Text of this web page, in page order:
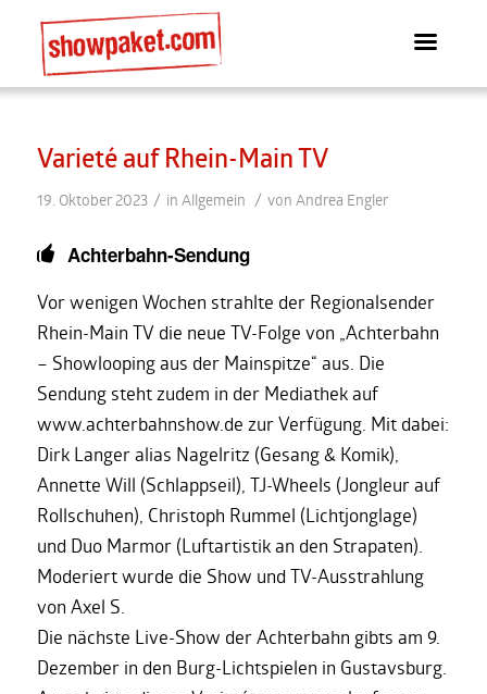
Varieté auf Rhein-Main TV
19. Oktober 2023 / in Allgemein / von Andrea Engler
Achterbahn-Sendung
Vor wenigen Wochen strahlte der Regionalsender
Rhein-Main TV die neue TV-Folge von „Achterbahn
– Showlooping aus der Mainspitze“ aus. Die
Sendung steht zudem in der Mediathek auf
www.achterbahnshow.de zur Verfügung. Mit dabei:
Dirk Langer alias Nagelritz (Gesang & Komik),
Annette Will (Schlappseil), TJ-Wheels (Jongleur auf
Rollschuhen), Christoph Rummel (Lichtjonglage)
und Duo Marmor (Luftartistik an den Strapaten).
Moderiert wurde die Show und TV-Ausstrahlung
von Axel S.
Die nächste Live-Show der Achterbahn gibts am 9.
Dezember in den Burg-Lichtspielen in Gustavsburg.